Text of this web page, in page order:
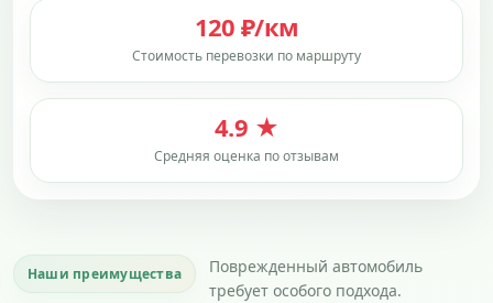
120 ₽/км
Стоимость перевозки по маршруту
4.9 ★
Средняя оценка по отзывам
Наши преимущества
Поврежденный автомобиль
требует особого подхода.